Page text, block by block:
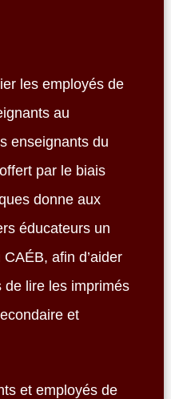
les employés de
au
enseignants du
par le biais
donne aux
éducateurs un
afin d’aider
de lire les imprimés
et
et employés de